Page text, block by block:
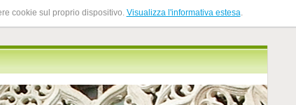
cookie sul proprio dispositivo. Visualizza l'informativa estesa.